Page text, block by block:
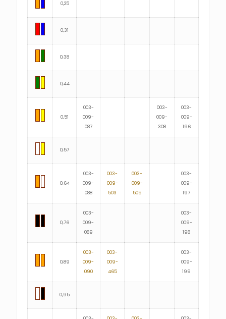
0,25
0,31
0,38
0,44
0,51
003-
009-
087
003-
009-
308
003-
009-
196
0,57
0,64
003-
009-
088
003-
009-
503
003-
009-
505
003-
009-
197
0,76
003-
009-
089
003-
009-
198
0,89
003-
009-
090
003-
009-
465
003-
009-
199
0,95